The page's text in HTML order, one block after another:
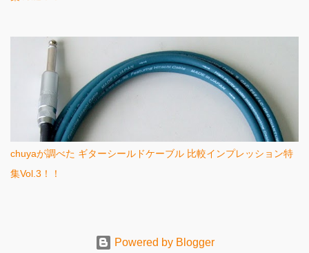
chuyaが調べた ギターシールドケーブル 比較インプレッション特
集Vol.3！！
Powered by Blogger